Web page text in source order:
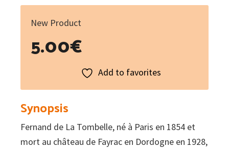
New Product
5.00€
Add to favorites
Synopsis
Fernand de La Tombelle, né à Paris en 1854 et
mort au château de Fayrac en Dordogne en 1928,